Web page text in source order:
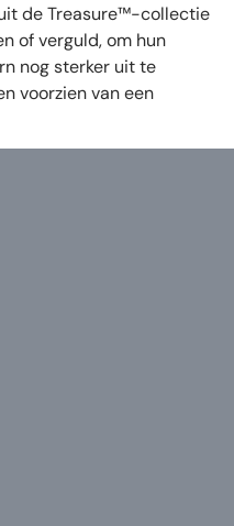
de Treasure™-collectie
of verguld, om hun
nog sterker uit te
voorzien van een